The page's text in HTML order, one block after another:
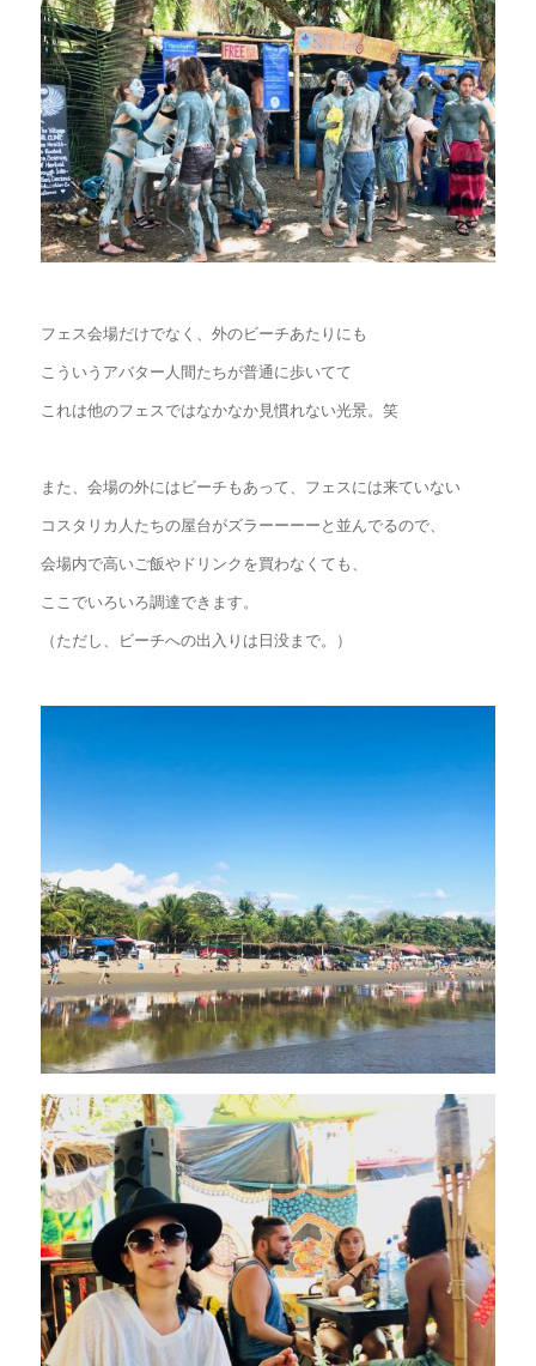
フェス会場だけでなく、外のビーチあたりにも
こういうアバター人間たちが普通に歩いてて
これは他のフェスではなかなか見慣れない光景。笑
また、会場の外にはビーチもあって、フェスには来ていない
コスタリカ人たちの屋台がズラーーーーと並んでるので、
会場内で高いご飯やドリンクを買わなくても、
ここでいろいろ調達できます。
（ただし、ビーチへの出入りは日没まで。）